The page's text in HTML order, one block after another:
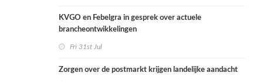
KVGO en Febelgra in gesprek over actuele
brancheontwikkelingen
Fri 31st Jul
Zorgen over de postmarkt krijgen landelijke aandacht